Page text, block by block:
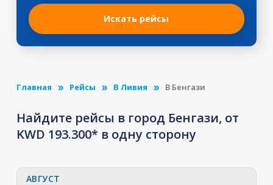
Искать рейсы
Главная Рейсы В Ливия В Бенгази
Найдите рейсы в город Бенгази, от
KWD 193.300* в одну сторону
АВГУСТ